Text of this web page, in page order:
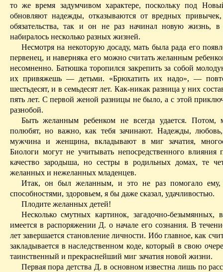
то же время задумчивом характере, поскольку под
обновляют надежды, отказываются от вредных привычек,
обязательства, так и он не раз начинал новую жизнь,
набиралось несколько разных жизней.
Несмотря на некоторую досаду, мать была рада его
первенец, и наверняка его можно считать желанным
несомненно. Батюшка торопился закрепить за собой
их привяжешь — детьми. «Брюхатить их надо», —
шестьдесят, и в семьдесят лет. Как-никак разница у них
пять лет. С первой женой разницы не было, а с этой
разнобой.
Быть желанным ребенком не всегда удается. Потом,
полюбят, но важно, как тебя зачинают. Надежды,
мужчина и женщина, вкладывают в миг зачатия,
Биологи могут не учитывать непосредственного влияния
качество зародыша, но сестры в родильных домах, те
желанных и нежеланных младенцев.
Итак, он был желанным, и это не раз помогало ему,
способностями, здоровьем, я бы даже сказал, удачливостью.
Плодите желанных детей!
Несколько смутных картинок, загадочно-безымянных,
имеется в распоряжении Д. о начале его сознания. В
лет завершается становление личности. Ибо главное, как
закладывается в наследственном коде, который в свою
таинственный и прекраснейший миг зачатия новой жизни.
Первая пора детства Д. в основном известна лишь по